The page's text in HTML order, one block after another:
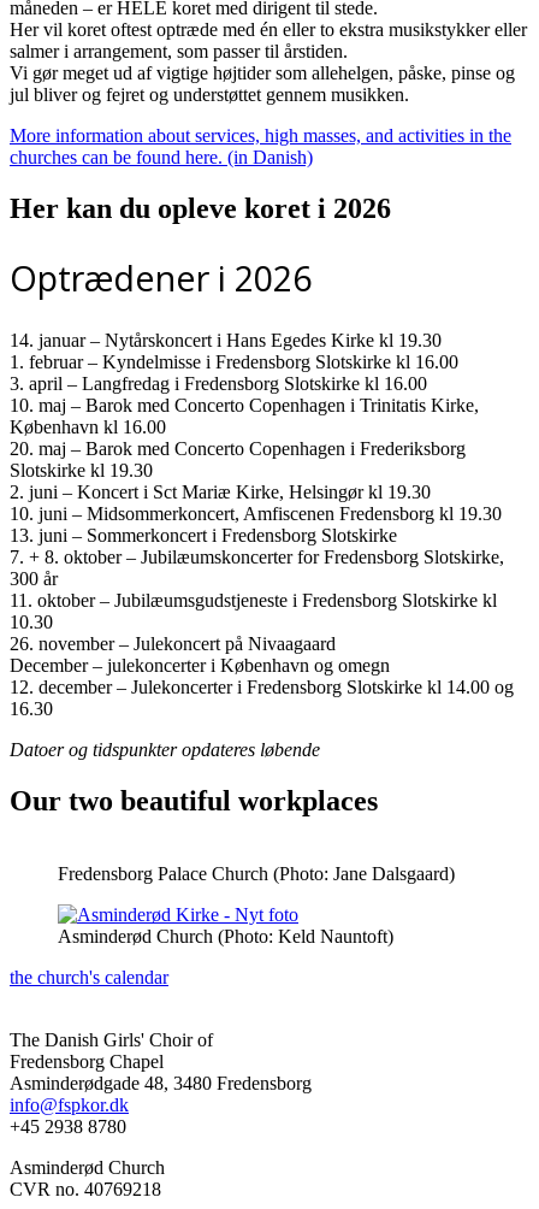
måneden – er HELE koret med dirigent til stede.
Her vil koret oftest optræde med én eller to ekstra musikstykker eller
salmer i arrangement, som passer til årstiden.
Vi gør meget ud af vigtige højtider som allehelgen, påske, pinse og
jul bliver og fejret og understøttet gennem musikken.
More information about services, high masses, and activities in the
churches can be found here. (in Danish)
Her kan du opleve koret i 2026
Optrædener i 2026
14. januar – Nytårskoncert i Hans Egedes Kirke kl 19.30
1. februar – Kyndelmisse i Fredensborg Slotskirke kl 16.00
3. april – Langfredag i Fredensborg Slotskirke kl 16.00
10. maj – Barok med Concerto Copenhagen i Trinitatis Kirke,
København kl 16.00
20. maj – Barok med Concerto Copenhagen i Frederiksborg
Slotskirke kl 19.30
2. juni – Koncert i Sct Mariæ Kirke, Helsingør kl 19.30
10. juni – Midsommerkoncert, Amfiscenen Fredensborg kl 19.30
13. juni – Sommerkoncert i Fredensborg Slotskirke
7. + 8. oktober – Jubilæumskoncerter for Fredensborg Slotskirke,
300 år
11. oktober – Jubilæumsgudstjeneste i Fredensborg Slotskirke kl
10.30
26. november – Julekoncert på Nivaagaard
December – julekoncerter i København og omegn
12. december – Julekoncerter i Fredensborg Slotskirke kl 14.00 og
16.30
Datoer og tidspunkter opdateres løbende
Our two beautiful workplaces
Fredensborg Palace Church (Photo: Jane Dalsgaard)
Asminderød Church (Photo: Keld Nauntoft)
the church's calendar
The Danish Girls' Choir of
Fredensborg Chapel
Asminderødgade 48, 3480 Fredensborg
info@fspkor.dk
+45 2938 8780
Asminderød Church
CVR no. 40769218